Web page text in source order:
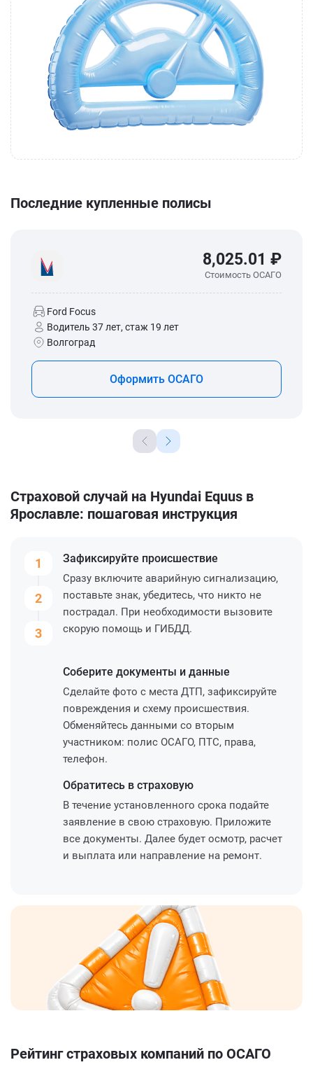
Последние купленные полисы
8,025.01 ₽
Стоимость ОСАГО
Ford Focus
Водитель 37 лет, стаж 19 лет
Волгоград
Оформить ОСАГО
Страховой случай на Hyundai Equus в
Ярославле: пошаговая инструкция
1
2
3
Зафиксируйте происшествие
Сразу включите аварийную сигнализацию,
поставьте знак, убедитесь, что никто не
пострадал. При необходимости вызовите
скорую помощь и ГИБДД.
Соберите документы и данные
Сделайте фото с места ДТП, зафиксируйте
повреждения и схему происшествия.
Обменяйтесь данными со вторым
участником: полис ОСАГО, ПТС, права,
телефон.
Обратитесь в страховую
В течение установленного срока подайте
заявление в свою страховую. Приложите
все документы. Далее будет осмотр, расчет
и выплата или направление на ремонт.
Рейтинг страховых компаний по ОСАГО